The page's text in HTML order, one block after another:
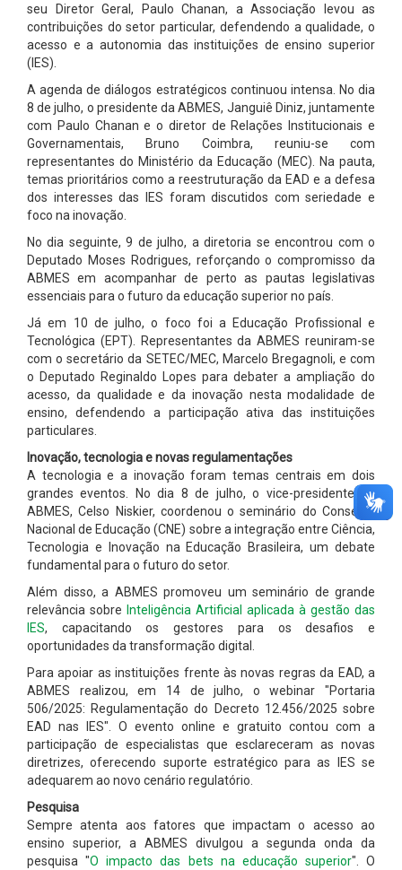
seu Diretor Geral, Paulo Chanan, a Associação levou as
contribuições do setor particular, defendendo a qualidade, o
acesso e a autonomia das instituições de ensino superior
(IES).
A agenda de diálogos estratégicos continuou intensa. No dia
8 de julho, o presidente da ABMES, Janguiê Diniz, juntamente
com Paulo Chanan e o diretor de Relações Institucionais e
Governamentais, Bruno Coimbra, reuniu-se com
representantes do Ministério da Educação (MEC). Na pauta,
temas prioritários como a reestruturação da EAD e a defesa
dos interesses das IES foram discutidos com seriedade e
foco na inovação.
No dia seguinte, 9 de julho, a diretoria se encontrou com o
Deputado Moses Rodrigues, reforçando o compromisso da
ABMES em acompanhar de perto as pautas legislativas
essenciais para o futuro da educação superior no país.
Já em 10 de julho, o foco foi a Educação Profissional e
Tecnológica (EPT). Representantes da ABMES reuniram-se
com o secretário da SETEC/MEC, Marcelo Bregagnoli, e com
o Deputado Reginaldo Lopes para debater a ampliação do
acesso, da qualidade e da inovação nesta modalidade de
ensino, defendendo a participação ativa das instituições
particulares.
Inovação, tecnologia e novas regulamentações
A tecnologia e a inovação foram temas centrais em dois
grandes eventos. No dia 8 de julho, o vice-presidente da
ABMES, Celso Niskier, coordenou o seminário do Conselho
Nacional de Educação (CNE) sobre a integração entre Ciência,
Tecnologia e Inovação na Educação Brasileira, um debate
fundamental para o futuro do setor.
Além disso, a ABMES promoveu um seminário de grande
relevância sobre Inteligência Artificial aplicada à gestão das
IES, capacitando os gestores para os desafios e
oportunidades da transformação digital.
Para apoiar as instituições frente às novas regras da EAD, a
ABMES realizou, em 14 de julho, o webinar "Portaria
506/2025: Regulamentação do Decreto 12.456/2025 sobre
EAD nas IES". O evento online e gratuito contou com a
participação de especialistas que esclareceram as novas
diretrizes, oferecendo suporte estratégico para as IES se
adequarem ao novo cenário regulatório.
Pesquisa
Sempre atenta aos fatores que impactam o acesso ao
ensino superior, a ABMES divulgou a segunda onda da
pesquisa "O impacto das bets na educação superior". O